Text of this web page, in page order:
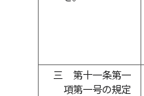
三
第十一条第一
項第一号の規定